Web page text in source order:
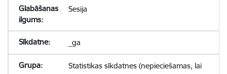
Sesija
_ga
Statistikas sīkdatnes (nepieciešamas, lai